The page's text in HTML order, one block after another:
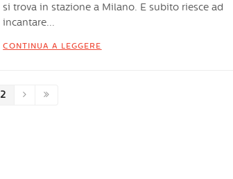
si trova in stazione a Milano. E subito riesce ad
incantare...
CONTINUA A LEGGERE
2